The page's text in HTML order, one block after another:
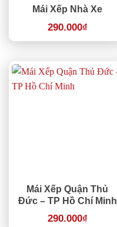
Mái Xếp Nhà Xe
290.000₫
Mái Xếp Quận Thủ
Đức – TP Hồ Chí Minh
290.000₫